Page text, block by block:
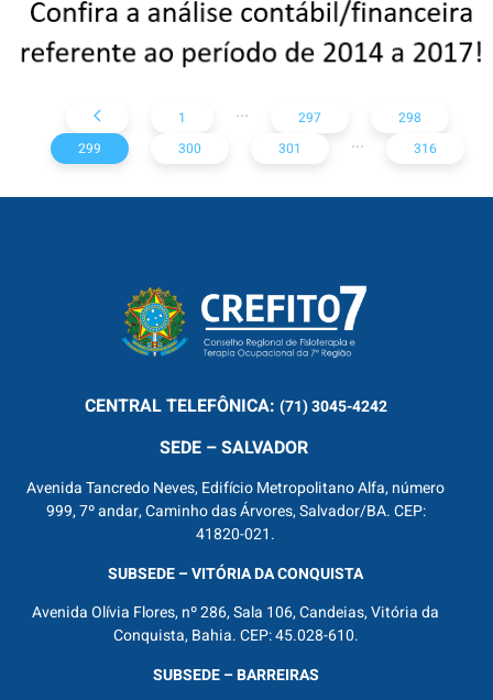
1 ... 297
298
299
300 301 ... 316
CENTRALTELEFÔNICA: (71) 3045-4242
SEDE – SALVADOR
Avenida Tancredo Neves, Edifício Metropolitano Alfa, número
999, 7º andar, Caminho das Árvores, Salvador/BA. CEP:
41820-021.
SUBSEDE – VITÓRIA DA CONQUISTA
Avenida Olívia Flores, nº 286, Sala 106, Candeias, Vitória da
Conquista, Bahia. CEP: 45.028-610.
SUBSEDE – BARREIRAS